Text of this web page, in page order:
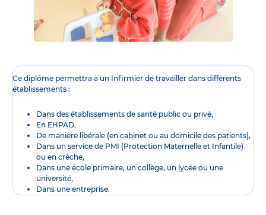
Ce diplôme permettra à un Infirmier de travailler dans différents
établissements :
Dans des établissements de santé public ou privé,
En EHPAD,
De manière libérale (en cabinet ou au domicile des patients),
Dans un service de PMI (Protection Maternelle et Infantile)
ou en crèche,
Dans une école primaire, un collège, un lycée ou une
université,
Dans une entreprise.